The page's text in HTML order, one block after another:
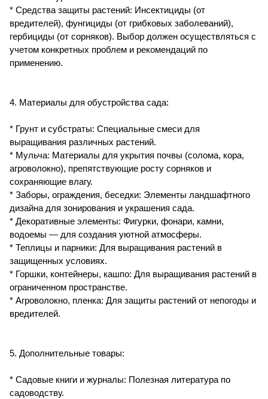
* Средства защиты растений: Инсектициды (от
вредителей), фунгициды (от грибковых заболеваний),
гербициды (от сорняков). Выбор должен осуществляться с
учетом конкретных проблем и рекомендаций по
применению.
4. Материалы для обустройства сада:
* Грунт и субстраты: Специальные смеси для
выращивания различных растений.
* Мульча: Материалы для укрытия почвы (солома, кора,
агроволокно), препятствующие росту сорняков и
сохраняющие влагу.
* Заборы, ограждения, беседки: Элементы ландшафтного
дизайна для зонирования и украшения сада.
* Декоративные элементы: Фигурки, фонари, камни,
водоемы — для создания уютной атмосферы.
* Теплицы и парники: Для выращивания растений в
защищенных условиях.
* Горшки, контейнеры, кашпо: Для выращивания растений в
ограниченном пространстве.
* Агроволокно, пленка: Для защиты растений от непогоды и
вредителей.
5. Дополнительные товары:
* Садовые книги и журналы: Полезная литература по
садоводству.